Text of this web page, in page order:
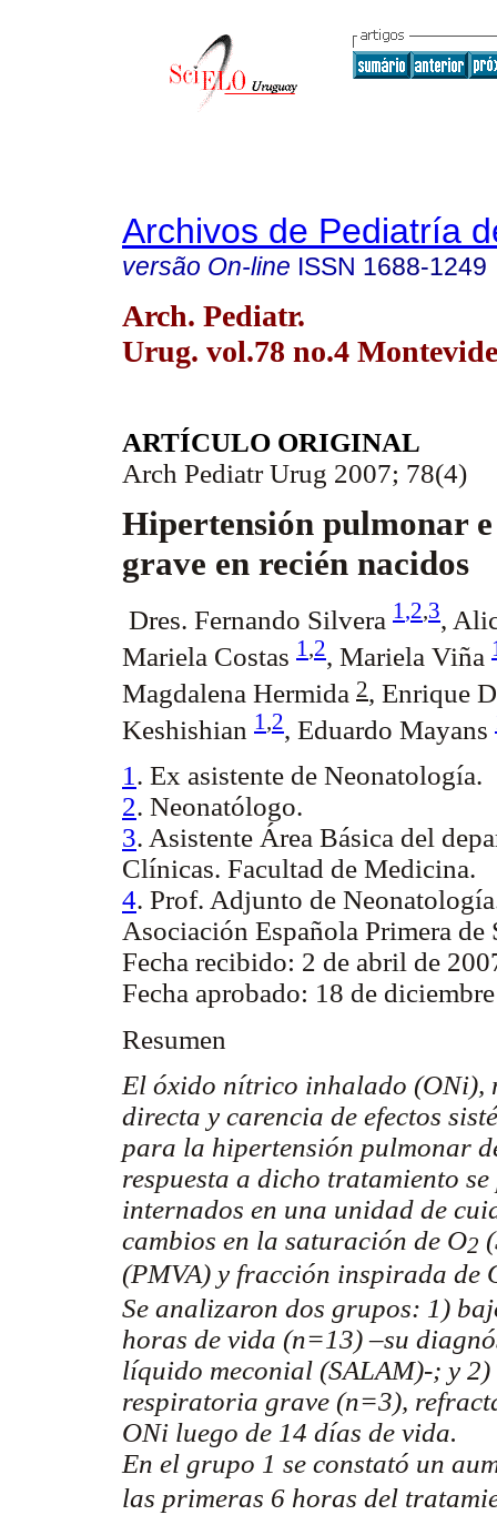
Archivos de Pediatría
versão On-line ISSN 1688-1249
Arch. Pediatr.
Urug. vol.78 no.4
ARTÍCULO ORIGINAL
Arch Pediatr Urug 2007; 78(4)
Hipertensión pulmonar
grave en recién nacidos
Dres. Fernando Silvera 1,2,3,
Mariela Costas 1 ,2, Mariela Viña
Magdalena Hermida 2, Enrique
Keshishian 1 ,2, Eduardo Mayans
1. Ex asistente de Neonatología.
2. Neonatólogo.
3. Asistente Área Básica del
Clínicas. Facultad de Medicina.
4. Prof. Adjunto de
Asociación Española Primera
Fecha recibido: 2 de abril de
Fecha aprobado: 18 de
Resumen
El óxido nítrico inhalado (ONi),
directa y carencia de efectos
para la hipertensión pulmonar
respuesta a dicho tratamiento
internados en una unidad de
cambios en la saturación de O2
(PMVA) y fracción inspirada de
Se analizaron dos grupos: 1)
horas de vida (n=13) –su
líquido meconial (SALAM)-; y
respiratoria grave (n=3),
ONi luego de 14 días de vida.
En el grupo 1 se constató un
las primeras 6 horas del